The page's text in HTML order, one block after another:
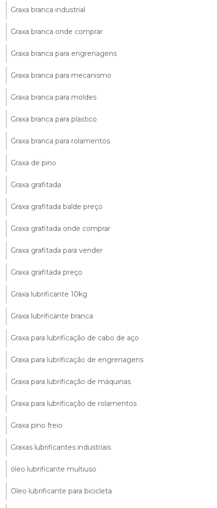
Graxa branca industrial
Graxa branca onde comprar
Graxa branca para engrenagens
Graxa branca para mecanismo
Graxa branca para moldes
Graxa branca para plastico
Graxa branca para rolamentos
Graxa de pino
Graxa grafitada
Graxa grafitada balde preço
Graxa grafitada onde comprar
Graxa grafitada para vender
Graxa grafitada preço
Graxa lubrificante 10kg
Graxa lubrificante branca
Graxa para lubrificação de cabo de aço
Graxa para lubrificação de engrenagens
Graxa para lubrificação de máquinas
Graxa para lubrificação de rolamentos
Graxa pino freio
Graxas lubrificantes industriais
óleo lubrificante multiuso
Oleo lubrificante para bicicleta